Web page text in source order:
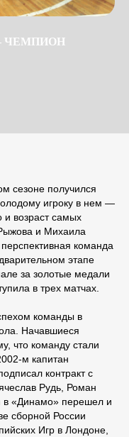
ЧЕМПИОН
сезоне получился
игроку в нем —
возраст самых
и Михаила
команда
этапе
за золотые медали
в трех матчах.
команды в
Начавшиеся
что команду стали
м капитан
контракт с
Рудь, Роман
в «Динамо» перешел и
сборной России
Игр в Лондоне,